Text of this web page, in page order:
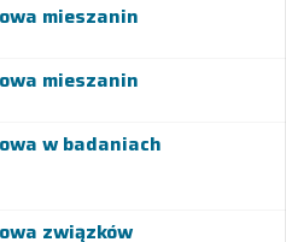
mieszanin
mieszanin
w badaniach
związków